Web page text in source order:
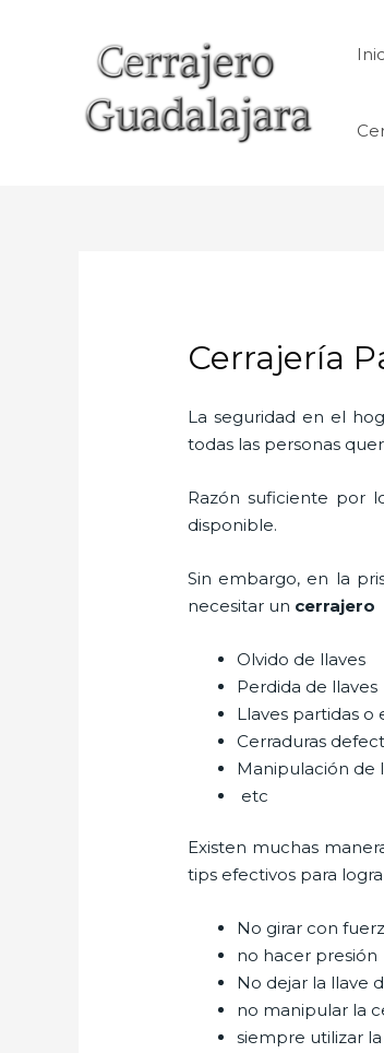
Cerrajería
La seguridad en el
todas las personas
Razón suficiente por
disponible.
Sin embargo, en la
necesitar un cerrajero
Olvido de llaves
Perdida de llaves
Llaves partidas o
Cerraduras
Manipulación de
etc
Existen muchas
tips efectivos para
No girar con
no hacer presión
No dejar la llave
no manipular la
siempre utilizar